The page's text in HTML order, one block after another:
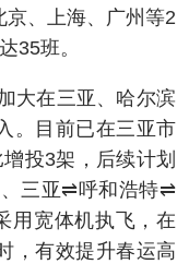
、上海、广州等2
35班。
在三亚、哈尔滨
。目前已在三亚市
投3架，后续计划
三亚⇌呼和浩特⇌
用宽体机执飞，在
，有效提升春运高